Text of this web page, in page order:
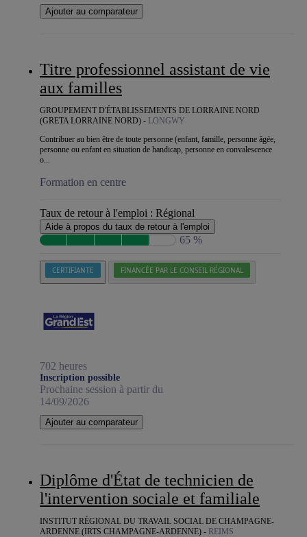
Ajouter au comparateur
Titre professionnel assistant de vie
aux familles
GROUPEMENT D'ÉTABLISSEMENTS DE LORRAINE NORD
(GRETA LORRAINE NORD) - LONGWY
Contribuer au bien être de toute personne (enfant, famille, personne âgée,
personne ou enfant en situation de handicap, personne en convalescence
o...
Formation en centre
Taux de retour à l'emploi : Régional
Aide à propos du taux de retour à l'emploi
65 %
CERTIFIANTE FINANCÉE PAR LE CONSEIL RÉGIONAL
702 heures
Inscription possible
Prochaine session à partir du
14/09/2026
Ajouter au comparateur
Diplôme d'État de technicien de
l'intervention sociale et familiale
INSTITUT RÉGIONAL DU TRAVAIL SOCIAL DE CHAMPAGNE-
ARDENNE (IRTS CHAMPAGNE-ARDENNE) - REIMS